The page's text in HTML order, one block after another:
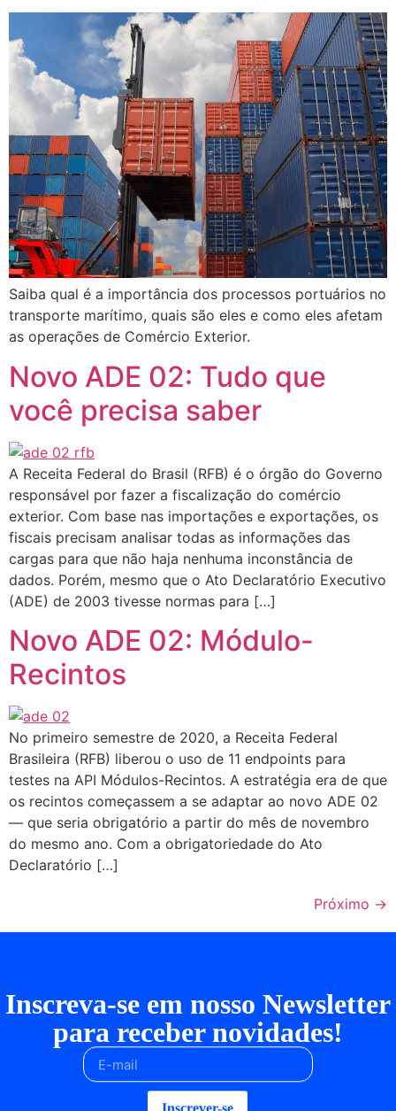
Saiba qual é a importância dos processos portuários no
transporte marítimo, quais são eles e como eles afetam
as operações de Comércio Exterior.
Novo ADE 02: Tudo que
você precisa saber
A Receita Federal do Brasil (RFB) é o órgão do Governo
responsável por fazer a fiscalização do comércio
exterior. Com base nas importações e exportações, os
fiscais precisam analisar todas as informações das
cargas para que não haja nenhuma inconstância de
dados. Porém, mesmo que o Ato Declaratório Executivo
(ADE) de 2003 tivesse normas para […]
Novo ADE 02: Módulo-
Recintos
No primeiro semestre de 2020, a Receita Federal
Brasileira (RFB) liberou o uso de 11 endpoints para
testes na API Módulos-Recintos. A estratégia era de que
os recintos começassem a se adaptar ao novo ADE 02
— que seria obrigatório a partir do mês de novembro
do mesmo ano. Com a obrigatoriedade do Ato
Declaratório […]
Próximo →
Inscreva-se em nosso Newsletter
para receber novidades!